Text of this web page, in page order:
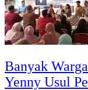
Banyak
Yenny Usul